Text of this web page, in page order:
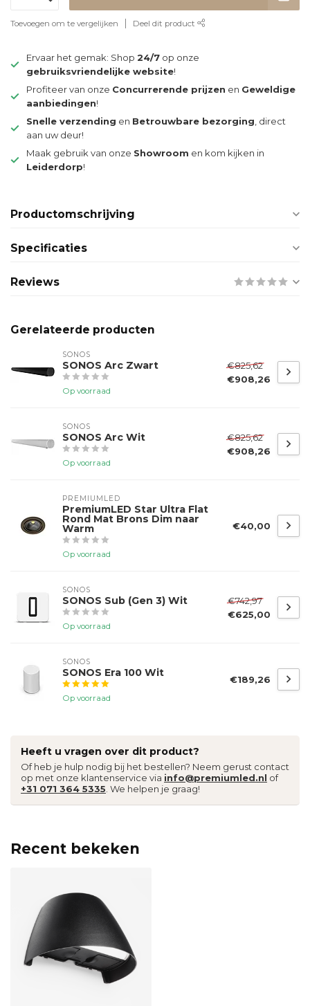
Toevoegen om te vergelijken Deel dit product
Ervaar het gemak: Shop 24/7 op onze
gebruiksvriendelijke website!
Profiteer van onze Concurrerende prijzen en Geweldige
aanbiedingen!
Snelle verzending en Betrouwbare bezorging , direct
aan uw deur!
Maak gebruik van onze Showroom en kom kijken in
Leiderdorp!
Productomschrijving
Specificaties
Reviews
Gerelateerde producten
SONOS
SONOS Arc Zwart
Op voorraad
€825,62
€908,26
SONOS
SONOS Arc Wit
Op voorraad
€825,62
€908,26
PREMIUMLED
PremiumLED Star Ultra Flat
Rond Mat Brons Dim naar
Warm
Op voorraad
€40,00
SONOS
SONOS Sub (Gen 3) Wit
Op voorraad
€742,97
€625,00
SONOS
SONOS Era 100 Wit
Op voorraad
€189,26
Heeft u vragen over dit product?
Of heb je hulp nodig bij het bestellen? Neem gerust contact
op met onze klantenservice via info@premiumled.nl of
+31 071 364 5335 . We helpen je graag!
Recent bekeken